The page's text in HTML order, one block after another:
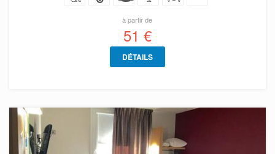
à partir de
51 €
DÉTAILS